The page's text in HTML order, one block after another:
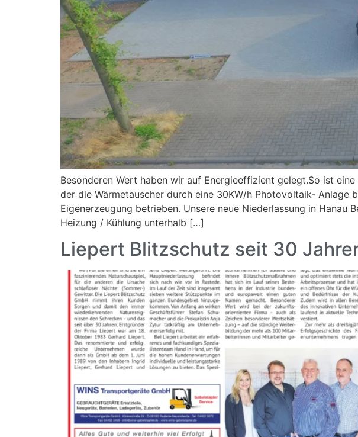
Besonderen Wert haben wir auf Energieeffizient gelegt.So ist
der die Wärmetauscher durch eine 30KW/h Photovoltaik-
Eigenerzeugung betrieben. Unsere neue Niederlassung in
Heizung / Kühlung unterhalb […]
Liepert Blitzschutz seit 30